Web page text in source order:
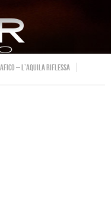
– L’AQUILA RIFLESSA